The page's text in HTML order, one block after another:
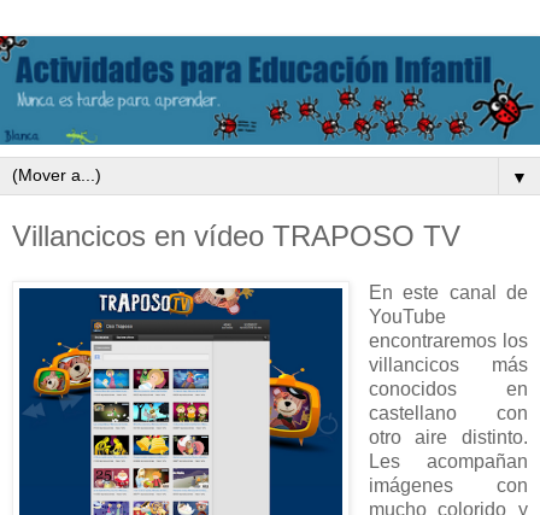
▼
Villancicos en vídeo TRAPOSO TV
En este canal de
YouTube
encontraremos los
villancicos más
conocidos en
castellano con
otro aire distinto.
Les acompañan
imágenes con
mucho colorido y